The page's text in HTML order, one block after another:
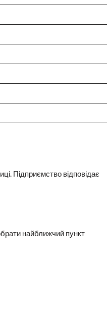
Підприємство відповідає
найближчий пункт